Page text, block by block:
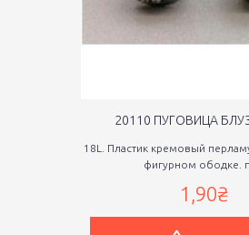
20110 ПУГОВИЦА
18L. Пластик кремовый
фигурном ободке.
1,90₴